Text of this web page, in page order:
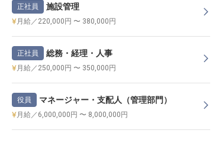
正社員 施設管理
月給／220,000円 〜 380,000円
正社員 総務・経理・人事
月給／250,000円 〜 350,000円
役員 マネージャー・支配人（管理部門）
月給／6,000,000円 〜 8,000,000円